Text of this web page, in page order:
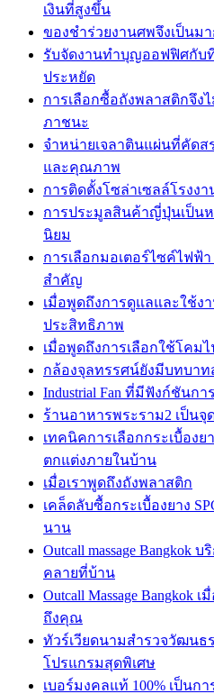
เงินที่สูงขึ้น
ของชำร่วยงานศพจึงเป็นม
รับจัดงานทำบุญออฟฟิศกับ
ประหยัด
การเลือกซื้อถังพลาสติกจึง
ภาชนะ
จำหน่ายเจลาตินแผ่นที่คัดส
และคุณภาพ
การติดตั้งโซล่าเซลล์โรงง
การประมูลสินค้าญี่ปุ่นเป็น
นิยม
การเลือกมอเตอร์ไซค์ไฟฟ้
สำคัญ
เมื่อพูดถึงการดูแลและใช้ง
ประสิทธิภาพ
เมื่อพูดถึงการเลือกใช้โคม
กล้องจุลทรรศน์ยังมีบทบา
Industrial Fan ที่มีฟังก์ชันก
ร้านอาหารพระราม2 เป็น
เทคนิคการเลือกกระเบื้อง
ตกแต่งภายในบ้าน
เมื่อเราพูดถึงถังพลาสติก
เคล็ดลับซื้อกระเบื้องยาง
นาน
Outcall massage
คลายที่บ้าน
Outcall Massage Bangkok
ถึงคุณ
ทัวร์เวียดนามสำรวจวัฒน
โปรแกรมสุดพิเศษ
เบอร์มงคลแท้ 100% เป็นก